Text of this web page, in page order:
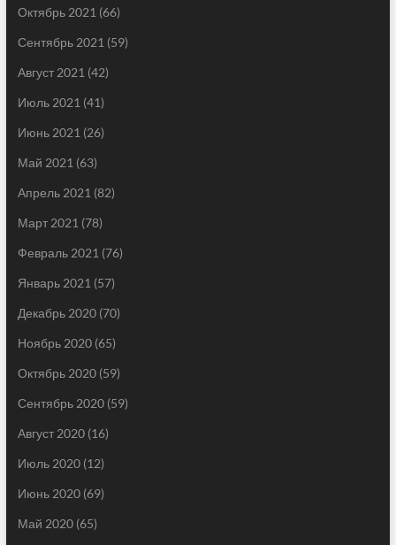
Октябрь 2021 (66)
Сентябрь 2021 (59)
Август 2021 (42)
Июль 2021 (41)
Июнь 2021 (26)
Май 2021 (63)
Апрель 2021 (82)
Март 2021 (78)
Февраль 2021 (76)
Январь 2021 (57)
Декабрь 2020(70)
Ноябрь 2020(65)
Октябрь 2020(59)
Сентябрь 2020(59)
Август 2020(16)
Июль 2020(12)
Июнь 2020(69)
Май 2020(65)